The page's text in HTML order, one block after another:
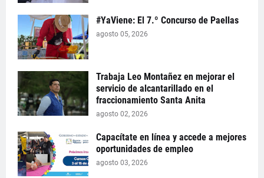
#YaViene: El 7.º Concurso de Paellas
agosto 05, 2026
Trabaja Leo Montañez en mejorar el
servicio de alcantarillado en el
fraccionamiento Santa Anita
agosto 02, 2026
Capacítate en línea y accede a mejores
oportunidades de empleo
agosto 03, 2026